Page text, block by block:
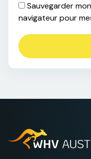
Sauvegarder
navigateur pour